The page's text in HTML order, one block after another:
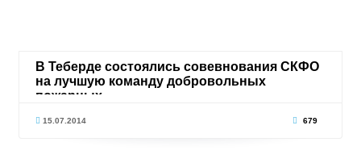
В Теберде состоялись совевнования СКФО
на лучшую команду добровольных
пожарных
15.07.2014 679